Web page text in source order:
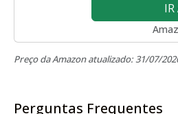
IR
Preço da Amazon atualizado:31/07/
Perguntas Frequentes